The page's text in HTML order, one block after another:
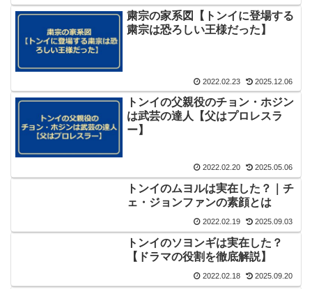
粛宗の家系図【トンイに登場する
粛宗は恐ろしい王様だった】
2022.02.23 2025.12.06
トンイの父親役のチョン・ホジン
は武芸の達人【父はプロレスラ
ー】
2022.02.20 2025.05.06
トンイのムヨルは実在した？｜チ
ェ・ジョンファンの素顔とは
2022.02.19 2025.09.03
トンイのソヨンギは実在した？
【ドラマの役割を徹底解説】
2022.02.18 2025.09.20